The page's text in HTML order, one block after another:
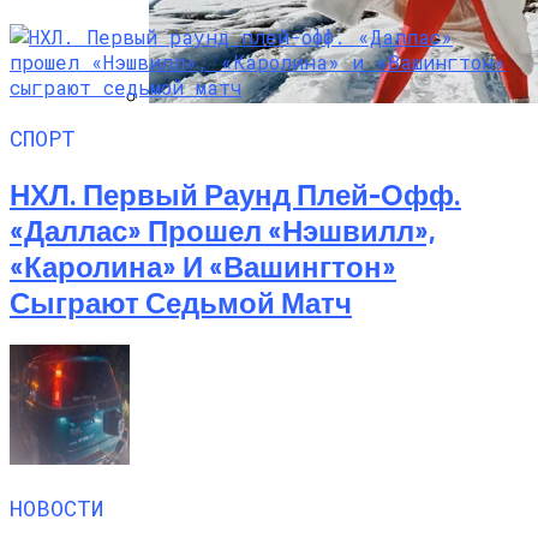
СПОРТ
НХЛ. Первый Раунд Плей-Офф.
«Даллас» Прошел «Нэшвилл»,
«Каролина» И «Вашингтон»
Сыграют Седьмой Матч
НОВОСТИ